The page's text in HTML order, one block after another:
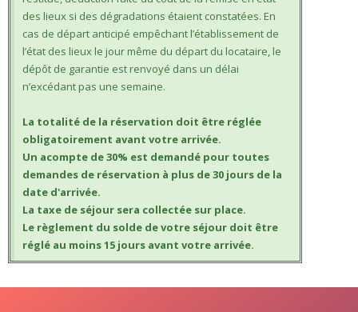
des lieux si des dégradations étaient constatées. En
cas de départ anticipé empêchant l’établissement de
l’état des lieux le jour même du départ du locataire, le
dépôt de garantie est renvoyé dans un délai
n’excédant pas une semaine.
La totalité de la réservation doit être réglée
obligatoirement avant votre arrivée.
Un acompte de 30% est demandé pour toutes
demandes de réservation à plus de 30 jours de la
date d'arrivée.
La taxe de séjour sera collectée sur place.
Le règlement du solde de votre séjour doit être
réglé au moins 15 jours avant votre arrivée.